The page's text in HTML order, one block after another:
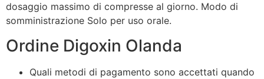
dosaggio massimo di compresse al giorno. Modo di
somministrazione Solo per uso orale.
Ordine Digoxin Olanda
Quali metodi di pagamento sono accettati quando